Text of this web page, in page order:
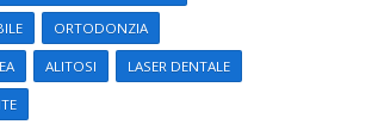
ORTODONZIA
ALITOSI LASER DENTALE